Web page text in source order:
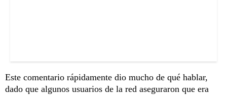
Este comentario rápidamente dio mucho de qué hablar,
dado que algunos usuarios de la red aseguraron que era